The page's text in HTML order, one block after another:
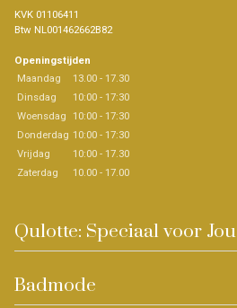
KVK 01106411
Btw NL001462662B82
Openingstijden
Maandag
13.00 - 17.30
Dinsdag
10:00 - 17:30
Woensdag 10:00 - 17:30
Donderdag 10:00 - 17:30
Vrijdag
10:00 - 17.30
Zaterdag
10.00 - 17.00
Qulotte: Speciaal voor Jou
Badmode